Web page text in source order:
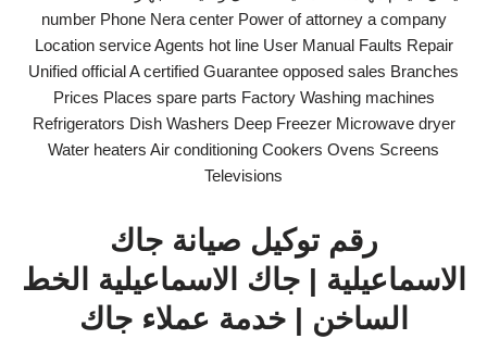
number Phone Nera center Power of attorney a company
Location service Agents hot line User Manual Faults Repair
Unified official A certified Guarantee opposed sales Branches
Prices Places spare parts Factory Washing machines
Refrigerators Dish Washers Deep Freezer Microwave dryer
Water heaters Air conditioning Cookers Ovens Screens
Televisions
رقم توكيل صيانة جاك
الاسماعيلية | جاك الاسماعيلية الخط
الساخن | خدمة عملاء جاك